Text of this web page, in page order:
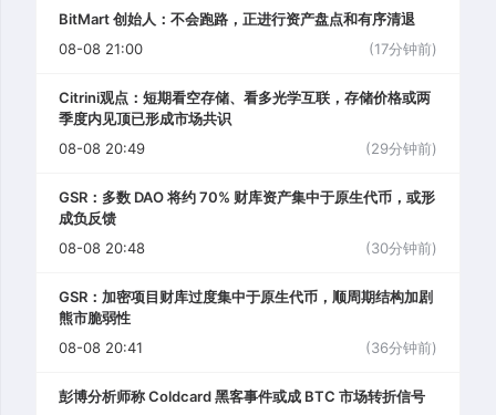
BitMart 创始人：不会跑路，正进行资产盘点和有序清退
08-08 21:00
(17分钟前)
Citrini观点：短期看空存储、看多光学互联，存储价格或两
季度内见顶已形成市场共识
08-08 20:49
(29分钟前)
GSR：多数 DAO 将约 70% 财库资产集中于原生代币，或形
成负反馈
08-08 20:48
(30分钟前)
GSR：加密项目财库过度集中于原生代币，顺周期结构加剧
熊市脆弱性
08-08 20:41
(36分钟前)
彭博分析师称 Coldcard 黑客事件或成 BTC 市场转折信号